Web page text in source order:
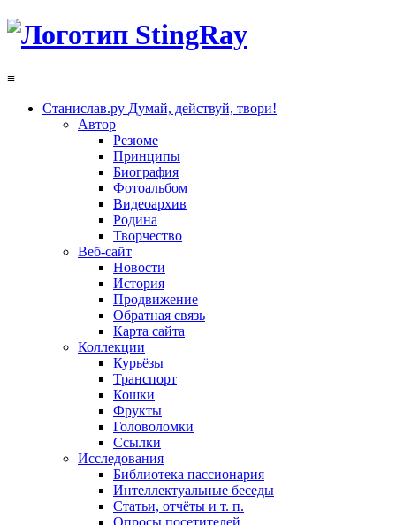
≡
Станислав.ру Думай, действуй, твори!
Автор
Резюме
Принципы
Биография
Фотоальбом
Видеоархив
Родина
Творчество
Веб-сайт
Новости
История
Продвижение
Обратная связь
Карта сайта
Коллекции
Курьёзы
Транспорт
Кошки
Фрукты
Головоломки
Ссылки
Исследования
Библиотека пассионария
Интеллектуальные беседы
Статьи, отчёты и т. п.
Опросы посетителей